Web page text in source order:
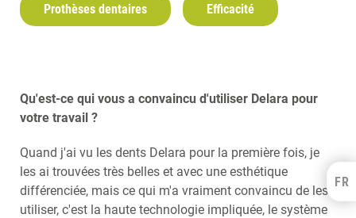
Kulzer Benelux FR
FRANÇAIS
Prothèses dentaires Efficacité
Qu'est-ce qui vous a convaincu d'utiliser Delara pour
votre travail ?
Quand j'ai vu les dents Delara pour la première fois, je
les ai trouvées très belles et avec une esthétique
différenciée, mais ce qui m'a vraiment convaincu de les
utiliser, c'est la haute technologie impliquée, le système